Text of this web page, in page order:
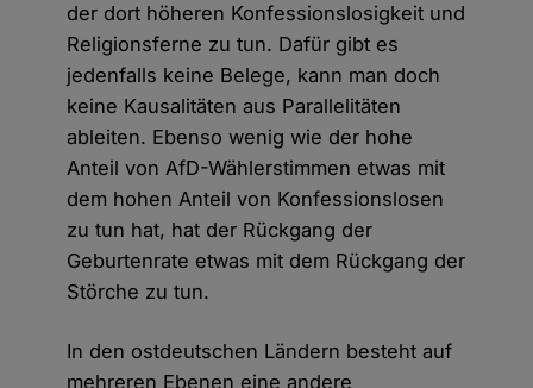
der dort höheren Konfessionslosigkeit und
Religionsferne zu tun. Dafür gibt es
jedenfalls keine Belege, kann man doch
keine Kausalitäten aus Parallelitäten
ableiten. Ebenso wenig wie der hohe
Anteil von AfD-Wählerstimmen etwas mit
dem hohen Anteil von Konfessionslosen
zu tun hat, hat der Rückgang der
Geburtenrate etwas mit dem Rückgang der
Störche zu tun.
In den ostdeutschen Ländern besteht auf
mehreren Ebenen eine andere